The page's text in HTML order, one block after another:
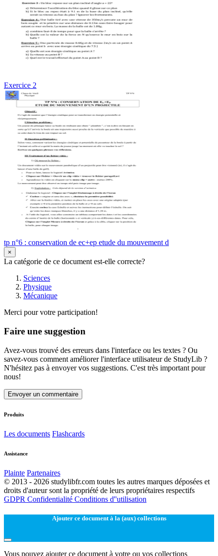
Exercice 2
tp n°6 : conservation de ec+ep etude du mouvement d
×
La catégorie de ce document est-elle correcte?
Sciences
Physique
Mécanique
Merci pour votre participation!
Faire une suggestion
Avez-vous trouvé des erreurs dans l'interface ou les textes ? Ou
savez-vous comment améliorer l'interface utilisateur de StudyLib ?
N'hésitez pas à envoyer vos suggestions. C'est très important pour
nous!
Envoyer un commentaire
Produits
Les documents Flashcards
Assistance
Plainte Partenaires
© 2013 - 2026 studylibfr.com toutes les autres marques déposées et
droits d'auteur sont la propriété de leurs propriétaires respectifs
GDPR Confidentialité Conditions d''utilisation
Ajouter ce document à la (aux) collections
Vous pouvez ajouter ce document à votre ou vos collections